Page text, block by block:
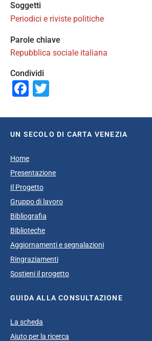
Soggetti
Periodici e riviste politiche
Parole chiave
Repubblica sociale italiana
Condividi
Facebook
UN SECOLO DI CARTA VENEZIA
Home
Presentazione
Il Progetto
Gruppo di lavoro
Bibliografia
Biblioteche
Aggiornamenti e segnalazioni
Ringraziamenti
Sostieni il progetto
GUIDA ALLA CONSULTAZIONE
La scheda
Aiuto per la ricerca